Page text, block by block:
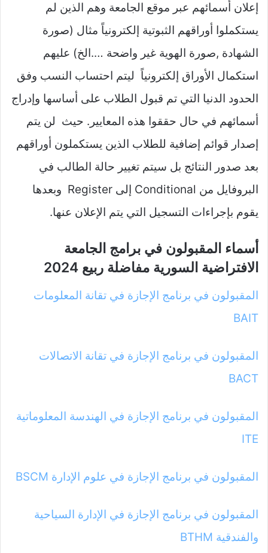
إعلان أسمائهم عبر موقع الجامعة وهم الذين لم
يستكملوا أوراقهم الثبوتية إلكترونياً مثال (صورة
الشهادة ,صورة الهوية غير واضحة ….الخ) عليهم
استكمال الأوراق إلكترونياً ليتم احتساب النسب وفق
الحدود الدنيا التي تم قبول الطلاب على أساسها وإدراج
أسمائهم في حال حققوا هذه المعايير. حيث لن يتم
إصدار قوائم إضافية للطلاب الذين يستكملون أوراقهم
بعد صدور النتائج بل سيتم تغيير حالة الطالب في
البروفايل من Conditional إلى Register وبعدها
يقوم بإجراءات التسجيل التي يتم الإعلان عنها.
أسماء المقبولون في برامج الجامعة
الافتراضية السورية مفاضلة ربيع 2024
المقبولون في برنامج الإجازة في تقانة المعلومات
BAIT
المقبولون في برنامج الإجازة في تقانة الاتصالات
BACT
المقبولون في برنامج الإجازة في الهندسة المعلوماتية
ITE
المقبولون في برنامج الإجازة في علوم الإدارة BSCM
المقبولون في برنامج الإجازة في الإدارة السياحية
والفندقية BTHM